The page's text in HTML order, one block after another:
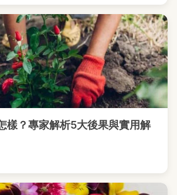
樣？專家解析5大後果與實用解